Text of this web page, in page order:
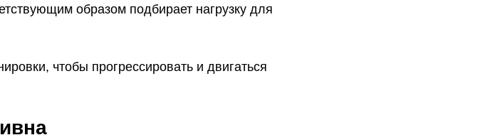
образом подбирает нагрузку для
чтобы прогрессировать и двигаться